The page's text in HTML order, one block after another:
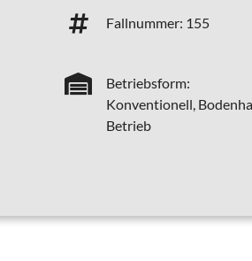
Fallnummer: 155
Betriebsform:
Konventionell,
Betrieb